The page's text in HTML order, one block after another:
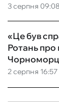
3 серпня 09:08
2 серпня 16:57
«Це був
Ротань про